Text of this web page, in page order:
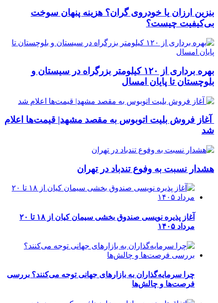
بنزین ارزان یا خودروی گران؟ هزینه پنهان سوخت
بی‌کیفیت چیست؟
بهره برداری از ۱۲۰ کیلومتر بزرگراه در سیستان و
بلوچستان تا پایان امسال
آغاز فروش بلیت اتوبوس به مقصد مشهد| قیمت‌ها اعلام
شد
هشدار نسبت به وفوع تندباد در تهران
آغاز پذیره نویسی صندوق بخشی سیمان کیان از ۱۸ تا ۲۰
مرداد ۱۴۰۵
چرا سرمایه‌گذاران به بازارهای جهانی توجه می‌کنند؟ بررسی
فرصت‌ها و چالش‌ها